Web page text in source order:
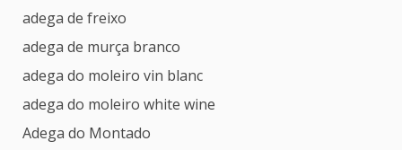
adega de freixo
adega de murça branco
adega do moleiro vin blanc
adega do moleiro white wine
Adega do Montado